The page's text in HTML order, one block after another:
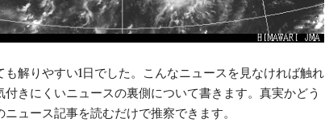
も解りやすい1日でした。こんなニュースを見なければ触れ
きにくいニュースの裏側について書きます。真実かどう
ュース記事を読むだけで推察できます。